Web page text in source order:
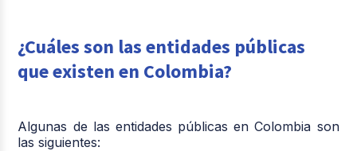
¿Cuáles son las entidades públicas
que existen en Colombia?
Algunas de las entidades públicas en Colombia son
las siguientes: